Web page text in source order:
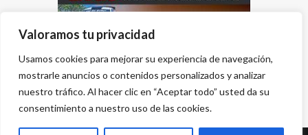
Valoramos tu privacidad
Usamos cookies para mejorar su experiencia de navegación,
mostrarle anuncios o contenidos personalizados y analizar
nuestro tráfico. Al hacer clic en “Aceptar todo” usted da su
consentimiento a nuestro uso de las cookies.